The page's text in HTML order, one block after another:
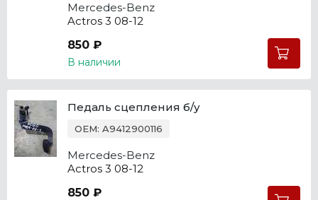
Mercedes-Benz
Actros 3 08-12
850 ₽
В наличии
Педаль сцепления б/у
OEM: A9412900116
Mercedes-Benz
Actros 3 08-12
850 ₽